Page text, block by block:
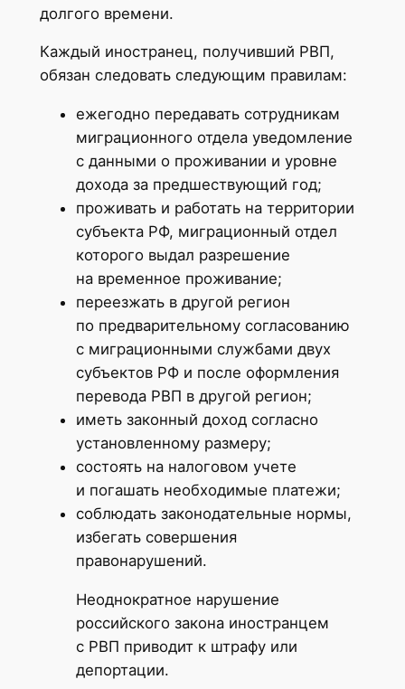
долгого времени.
Каждый иностранец, получивший РВП,
обязан следовать следующим правилам:
ежегодно передавать сотрудникам
миграционного отдела уведомление
с данными о проживании и уровне
дохода за предшествующий год;
проживать и работать на территории
субъекта РФ, миграционный отдел
которого выдал разрешение
на временное проживание;
переезжать в другой регион
по предварительному согласованию
с миграционными службами двух
субъектов РФ и после оформления
перевода РВП в другой регион;
иметь законный доход согласно
установленному размеру;
состоять на налоговом учете
и погашать необходимые платежи;
соблюдать законодательные нормы,
избегать совершения
правонарушений.
Неоднократное нарушение
российского закона иностранцем
с РВП приводит к штрафу или
депортации.